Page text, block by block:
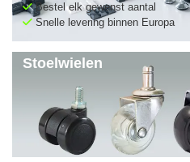
Bestel elk gewenst aantal
Snelle levering binnen Europa
Stoelwielen